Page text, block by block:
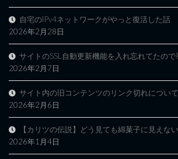
自宅のIPv4ネットワークがやっと復活した話
2026年2月28日
サイトのSSL自動更新機能を入れ忘れてたので
2026年2月7日
サイト内の旧コンテンツのリンク切れについて
2026年2月6日
【カリツの伝説】どう見ても綿菓子に見えな
2026年1月4日